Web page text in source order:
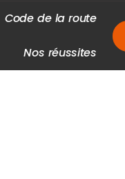
Code de la route
Nos réussites